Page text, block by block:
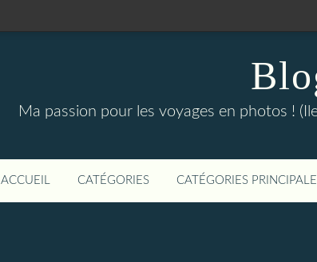
Ma passion pour les voyages en photos !
ACCUEIL CATÉGORIES CATÉGORIES